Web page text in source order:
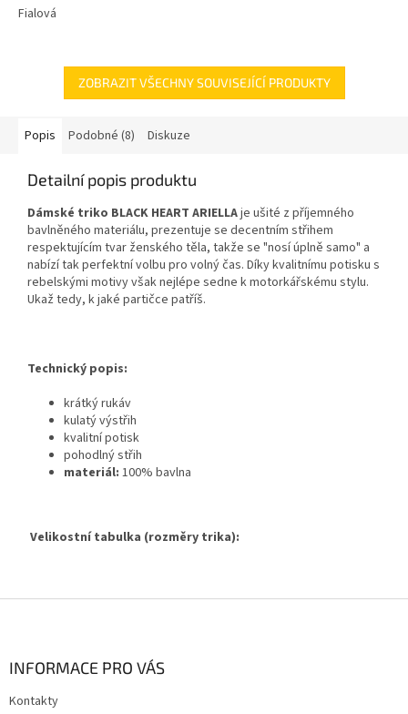
Fialová
ZOBRAZIT VŠECHNY SOUVISEJÍCÍ PRODUKTY
Popis Podobné (8) Diskuze
Detailní popis produktu
Dámské triko BLACK HEART ARIELLAje ušité z příjemného
bavlněného materiálu, prezentuje se decentním střihem
respektujícím tvar ženského těla, takže se "nosí úplně samo" a
nabízí tak perfektní volbu pro volný čas. Díky kvalitnímu potisku s
rebelskými motivy však nejlépe sedne k motorkářskému stylu.
Ukaž tedy, k jaké partičce patříš.
Technický popis:
krátký rukáv
kulatý výstřih
kvalitní potisk
pohodlný střih
materiál: 100% bavlna
Velikostní tabulka (rozměry trika):
INFORMACE PRO VÁS
Kontakty